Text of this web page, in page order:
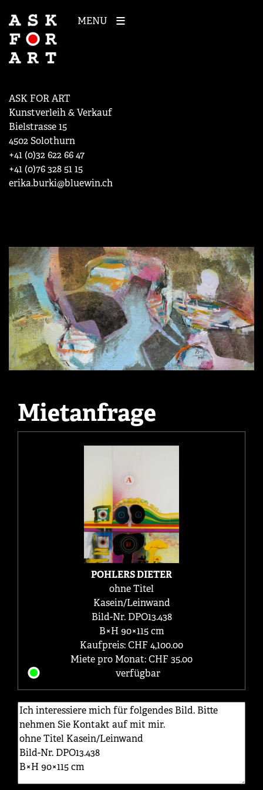
MENU
ASK FOR ART
Kunstverleih & Verkauf
Bielstrasse 15
4502 Solothurn
+41 (0)32 622 66 47
+41 (0)76 328 51 15
erika.burki@bluewin.ch
Mietanfrage
POHLERS DIETER
ohne Titel
Kasein/Leinwand
Bild-Nr. DPO13.438
B×H 90×115 cm
Kaufpreis: CHF 4,100.00
Miete pro Monat: CHF 35.00
verfügbar